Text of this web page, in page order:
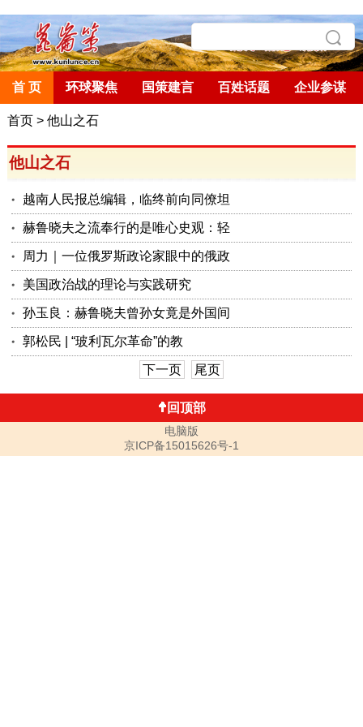
首 页 环球聚焦 国策建言 百姓话题 企业参谋
首页> 他山之石
他山之石
越南人民报总编辑，临终前向同僚坦
赫鲁晓夫之流奉行的是唯心史观：轻
周力｜一位俄罗斯政论家眼中的俄政
美国政治战的理论与实践研究
孙玉良：赫鲁晓夫曾孙女竟是外国间
郭松民 | “玻利瓦尔革命”的教
下一页 尾页
回顶部
电脑版
京ICP备15015626号-1